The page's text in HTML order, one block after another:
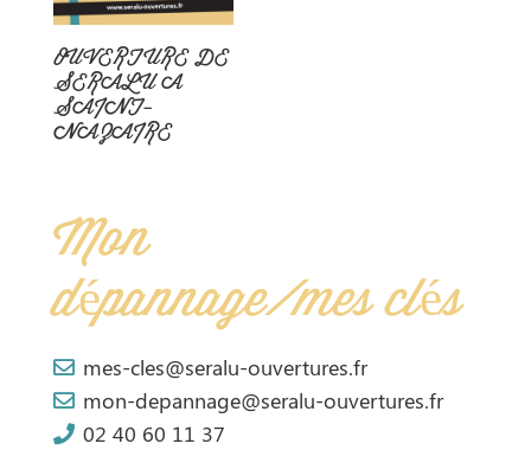
OUVERTURE DE
SERALU A
SAINT-
NAZAIRE
Mon
dépannage/mes clés
mes-cles@seralu-ouvertures.fr
mon-depannage@seralu-ouvertures.fr
02 40 60 11 37